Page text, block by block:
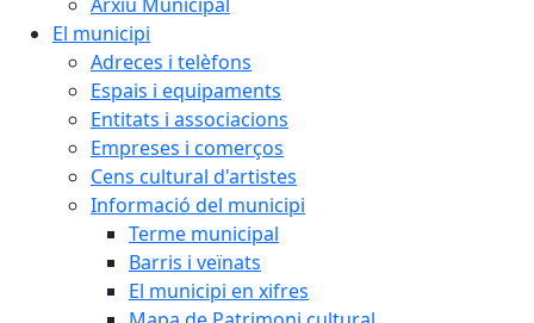
El municipi
Adreces i telèfons
Espais i equipaments
Entitats i associacions
Empreses i comerços
Cens cultural d'artistes
Informació del municipi
Terme municipal
Barris i veïnats
El municipi en xifres